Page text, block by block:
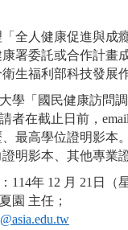
全人健康促進與成
署委託或合作計畫
生福利部科技發展
學「國民健康訪問
者在截止日前， email
最高學位證明影本。
明影本、其他專業
114年 12 月 21 日（
園 主任；